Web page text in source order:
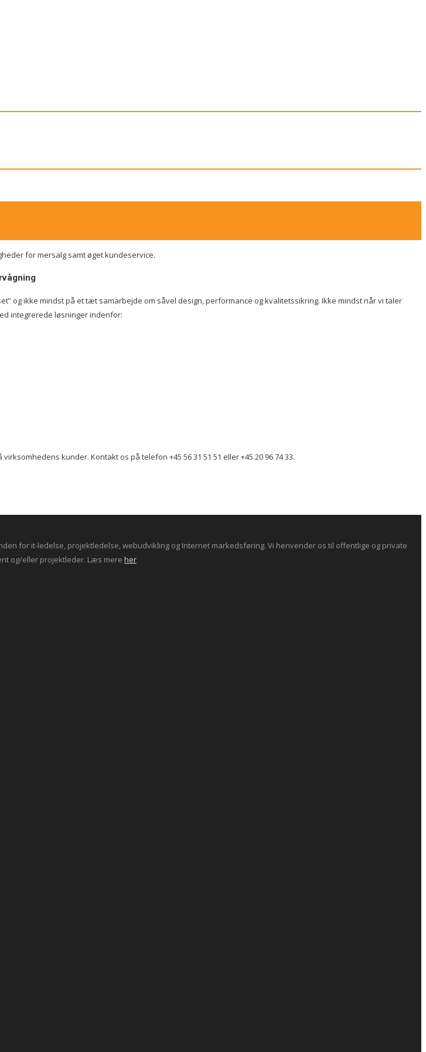
for mersalg samt øget kundeservice.
og ikke mindst på et tæt samarbejde om såvel design, performance og kvalitetssikring. Ikke mindst når vi taler
integrerede løsninger indenfor:
kunder. Kontakt os på telefon +45 56 31 51 51 eller +45 20 96 74 33.
for it-ledelse, projektledelse, webudvikling og Internet markedsføring. Vi henvender os til offentlige og private
og/eller projektleder. Læs mere her